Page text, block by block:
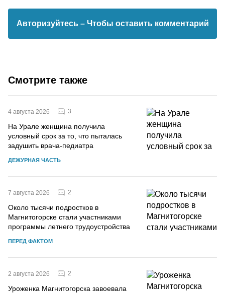
Авторизуйтесь – Чтобы оставить комментарий
Смотрите также
4 августа 2026 3
На Урале женщина получила
условный срок за то, что пыталась
задушить врача-педиатра
ДЕЖУРНАЯ ЧАСТЬ
7 августа 2026 2
Около тысячи подростков в
Магнитогорске стали участниками
программы летнего трудоустройства
ПЕРЕД ФАКТОМ
2 августа 2026 2
Уроженка Магнитогорска завоевала